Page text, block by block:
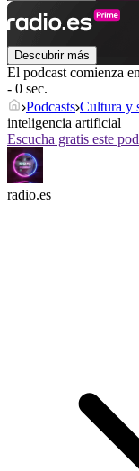
Descubrir más
El podcast comienza en
- 0 sec.
Podcasts Cultura y
inteligencia artificial
Escucha gratis este
radio.es